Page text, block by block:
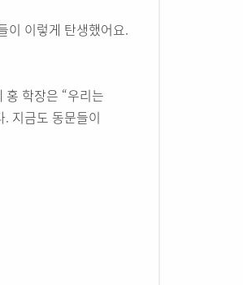
이 이렇게 탄생했어요.
학장은 “우리는
지금도 동문들이